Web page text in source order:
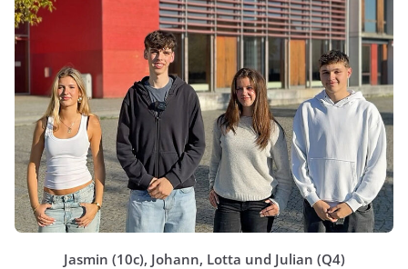
Jasmin (10c), Johann, Lotta und Julian (Q4)